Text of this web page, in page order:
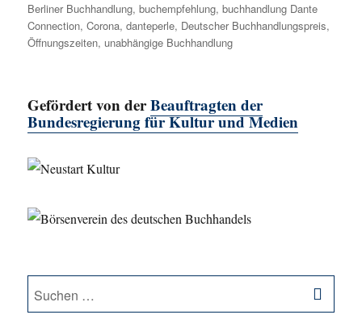
am
Berliner Buchhandlung,buchempfehlung,buchhandlung Dante
Connection,Corona,danteperle, Deutscher Buchhandlungspreis,
Öffnungszeiten, unabhängige Buchhandlung
Gefördert von derBeauftragten der
Bundesregierung für Kultur und Medien
Suche
nach: